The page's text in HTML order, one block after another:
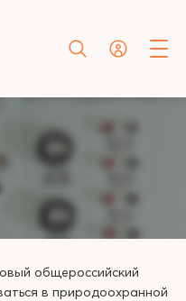
общероссийский
в природоохранной